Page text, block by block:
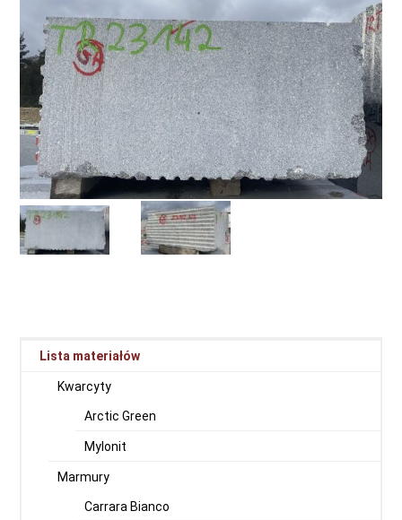
Lista materiałów
Kwarcyty
Arctic Green
Mylonit
Marmury
Carrara Bianco